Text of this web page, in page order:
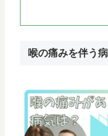
喉の痛みを伴う